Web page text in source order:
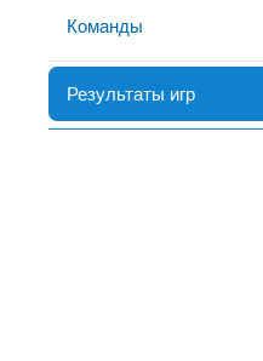
Команды
Результаты игр